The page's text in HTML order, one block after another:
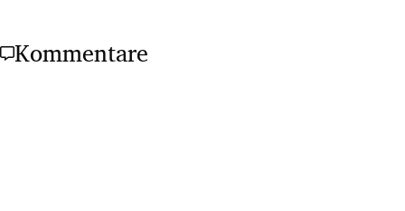
Kommentare